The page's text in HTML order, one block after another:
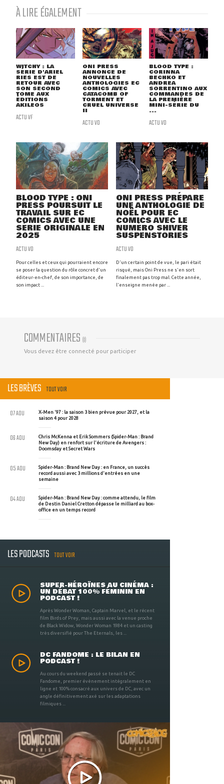
À LIRE ÉGALEMENT
WITCHY : LA
SÉRIE D'ARIEL
RIES EST DE
RETOUR AVEC
SON SECOND
TOME AUX
ÉDITIONS
AKILEOS
ACTU VF
ONI PRESS
ANNONCE DE
NOUVELLES
ANTHOLOGIES EC
COMICS AVEC
CATACOMB OF
TORMENT ET
CRUEL UNIVERSE
II
ACTU VO
BLOOD TYPE :
CORINNA
BECHKO ET
ANDREA
SORRENTINO AUX
COMMANDES DE
LA PREMIÈRE
MINI-SÉRIE DU
...
ACTU VO
BLOOD TYPE : ONI
PRESS POURSUIT LE
TRAVAIL SUR EC
COMICS AVEC UNE
SÉRIE ORIGINALE EN
2025
ACTU VO
Pour celles et ceux qui pourraient encore
se poser la question du rôle concret d'un
éditeur-en-chef, de son importance, de
son impact ...
ONI PRESS PRÉPARE
UNE ANTHOLOGIE DE
NOËL POUR EC
COMICS AVEC LE
NUMÉRO SHIVER
SUSPENSTORIES
ACTU VO
D'un certain point de vue, le pari était
risqué, mais Oni Press ne s'en sort
finalement pas trop mal. Cette année,
l'enseigne menée par ...
COMMENTAIRES (0)
Vous devez être connecté pour participer
LES BRÈVES TOUT VOIR
X-Men '97 : la saison 3 bien prévue pour 2027, et la
saison 4 pour 2028
07 AOU
Chris McKenna et Erik Sommers (Spider-Man : Brand
New Day) en renfort sur l'écriture de Avengers :
Doomsday et Secret Wars
06 AOU
Spider-Man : Brand New Day : en France, un succès
record aussi avec 3 millions d'entrées en une
semaine
05 AOU
Spider-Man : Brand New Day : comme attendu, le film
de Destin Daniel Cretton dépasse le milliard au box-
office en un temps record
04 AOU
LES PODCASTS TOUT VOIR
SUPER-HÉROÏNES AU CINÉMA :
UN DÉBAT 100% FÉMININ EN
PODCAST !
Après Wonder Woman, Captain Marvel, et le récent
film Birds of Prey, mais aussi avec la venue proche
de Black Widow, Wonder Woman 1984 et un casting
très diversifié pour The Eternals, les ...
DC FANDOME : LE BILAN EN
PODCAST !
Au cours du weekend passé se tenait le DC
Fandome, premier évènement intégralement en
ligne et 100% consacré aux univers de DC, avec un
angle définitivement axé sur les adaptations
filmiques ...